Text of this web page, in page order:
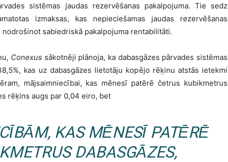
sistēmas jaudas rezervēšanas pakalpojuma. Tie sedz
izmaksas, kas nepieciešamas jaudas rezervēšanas
sabiedriskā pakalpojuma rentabilitāti.
Conexus sākotnēji plānoja, ka dabasgāzes pārvades sistēmas
kas uz dabasgāzes lietotāju kopējo rēķinu atstās ietekmi
mājsaimniecībai, kas mēnesī patērē četrus kubikmetrus
rēķins augs par 0,04 eiro, bet
KAS MĒNESĪ PATĒRĒ
DABASGĀZES,